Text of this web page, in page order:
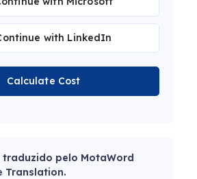
with LinkedIn
Calculate Cost
pelo MotaWord
Translation.